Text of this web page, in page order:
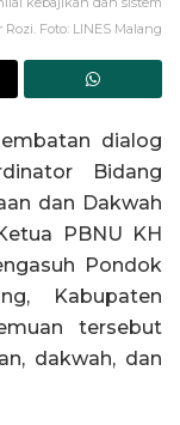
Foto: LINES Malang
dialog
Bidang
dan Dakwah
PBNU KH
Pondok
Kabupaten
tersebut
dakwah, dan